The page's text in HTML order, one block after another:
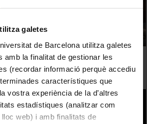
galetes
de Barcelona utilitza galetes
amb la finalitat de gestionar les
(recordar informació perquè accediu
característiques que
vostra experiència de la d’altres
estadístiques (analitzar com
web) i amb finalitats de
obra de Cervantes y Shakespeare.